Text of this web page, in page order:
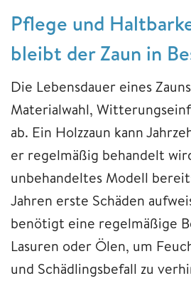
Pflege und
bleibt der Zaun in
Die Lebensdauer eines
Materialwahl,
ab. Ein Holzzaun kann
er regelmäßig behandelt
unbehandeltes Modell
Jahren erste Schäden
benötigt eine regelmäßige
Lasuren oder Ölen, um
und Schädlingsbefall zu